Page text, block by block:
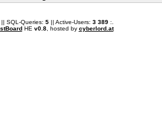
SQL-Queries: 5|| Active-Users: 3 389:.
HE v0.8, hosted by cyberlord.at